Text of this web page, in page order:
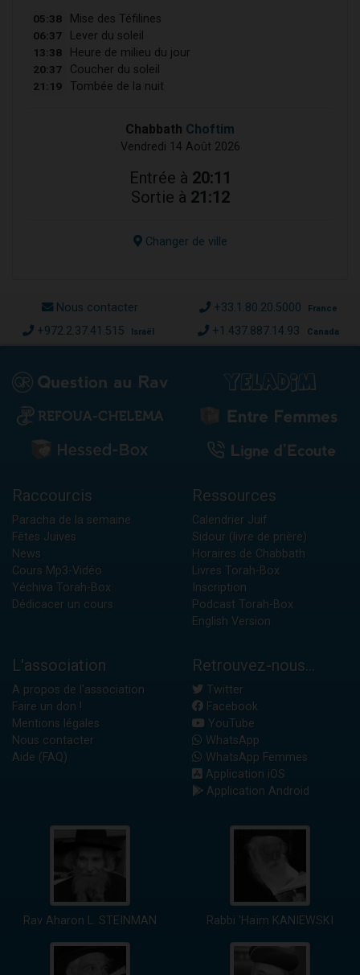
05:38 Mise des Téfilines
06:37 Lever du soleil
13:38 Heure de milieu du jour
20:37 Coucher du soleil
21:19 Tombée de la nuit
Chabbath Choftim
Vendredi 14 Août 2026
Entrée à 20:11
Sortie à 21:12
Changer de ville
Nous contacter +33.1.80.20.5000 France
+972.2.37.41.515 Israël +1.437.887.14.93 Canada
Raccourcis
Paracha de la semaine
Fêtes Juives
News
Cours Mp3-Vidéo
Yéchiva Torah-Box
Dédicacer un cours
Ressources
Calendrier Juif
Sidour (livre de prière)
Horaires de Chabbath
Livres Torah-Box
Inscription
Podcast Torah-Box
English Version
L'association
A propos de l'association
Faire un don !
Mentions légales
Nous contacter
Aide (FAQ)
Retrouvez-nous...
Twitter
Facebook
YouTube
WhatsApp
WhatsApp Femmes
Application iOS
Application Android
Rav Aharon L. STEINMAN Rabbi 'Haïm KANIEWSKI